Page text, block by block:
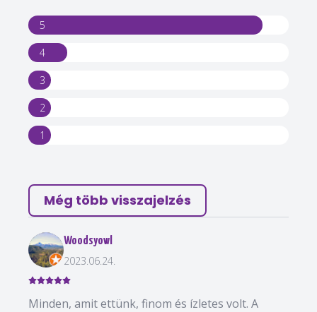
5
4
3
2
1
Még több visszajelzés
Woodsyowl
2023.06.24.
Minden, amit ettünk, finom és ízletes volt. A